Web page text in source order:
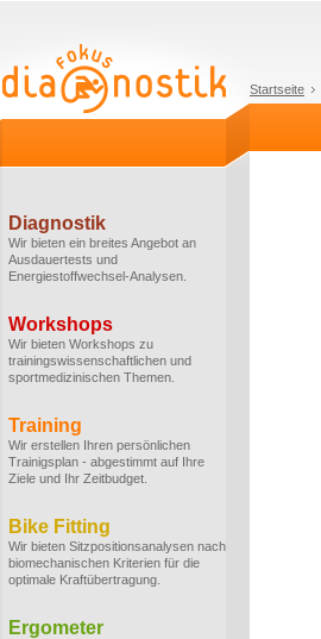
Startseite
Diagnostik
Wir bieten ein breites Angebot an
Ausdauertests und
Energiestoffwechsel-Analysen.
Workshops
Wir bieten Workshops zu
trainingswissenschaftlichen und
sportmedizinischen Themen.
Training
Wir erstellen Ihren persönlichen
Trainigsplan - abgestimmt auf Ihre
Ziele und Ihr Zeitbudget.
Bike Fitting
Wir bieten Sitzpositionsanalysen nach
biomechanischen Kriterien für die
optimale Kraftübertragung.
Ergometer